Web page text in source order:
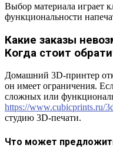
Выбор материала играет
функциональности
Какие заказы
Когда стоит
Домашний 3D-принтер
он имеет ограничения.
сложных или
https://www.cubicprints.ru/
студию 3D-печати.
Что может